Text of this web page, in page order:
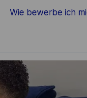
Wie bewerbe ich